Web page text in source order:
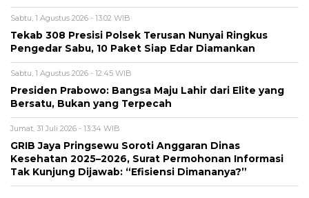
Sabtu, 1 Agustus 2026 - 13:02 WIB
Tekab 308 Presisi Polsek Terusan Nunyai Ringkus
Pengedar Sabu, 10 Paket Siap Edar Diamankan
Sabtu, 1 Agustus 2026 - 12:45 WIB
Presiden Prabowo: Bangsa Maju Lahir dari Elite yang
Bersatu, Bukan yang Terpecah
Jumat, 31 Juli 2026 - 13:34 WIB
GRIB Jaya Pringsewu Soroti Anggaran Dinas
Kesehatan 2025–2026, Surat Permohonan Informasi
Tak Kunjung Dijawab: “Efisiensi Dimananya?”